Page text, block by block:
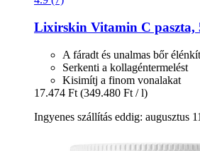
Lixirskin Vitamin C paszta,
A fáradt és unalmas bőr
Serkenti a kollagéntermelést
Kisimítj a finom vonalakat
17.474 Ft (349.480 Ft / l)
Ingyenes szállítás eddig: augusztus